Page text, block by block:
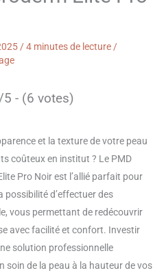
/4 minutes de lecture /
- (6 votes)
et la texture de votre peau
coûteux en institut ? Le PMD
Pro Noir est l’allié parfait pour
possibilité d’effectuer des
vous permettant de redécouvrir
avec facilité et confort. Investir
solution professionnelle
soin de la peau à la hauteur de vos